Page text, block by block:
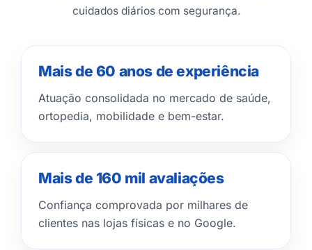
cuidados diários com segurança.
Mais de 60 anos de experiência
Atuação consolidada no mercado de saúde,
ortopedia, mobilidade e bem-estar.
Mais de 160 mil avaliações
Confiança comprovada por milhares de
clientes nas lojas físicas e no Google.